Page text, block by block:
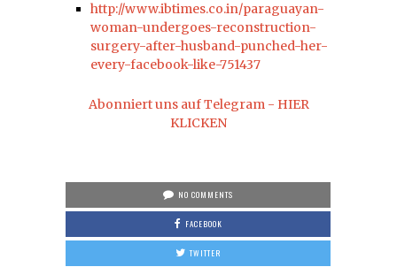
http://www.ibtimes.co.in/paraguayan-
woman-undergoes-reconstruction-
surgery-after-husband-punched-her-
every-facebook-like-751437
Abonniert uns auf Telegram - HIER
KLICKEN
NO COMMENTS
FACEBOOK
TWITTER